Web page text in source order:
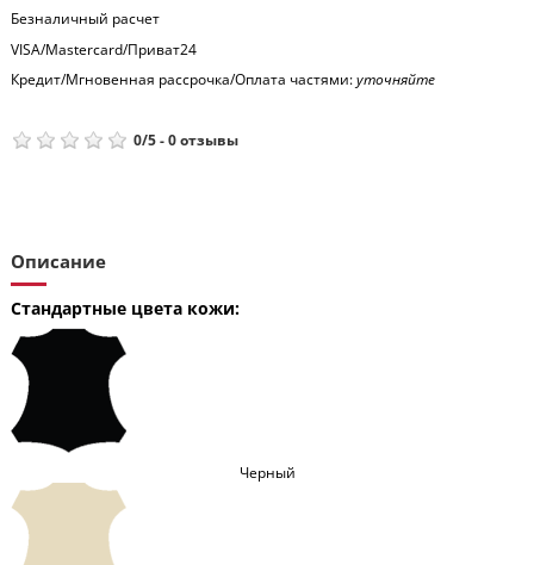
Безналичный расчет
VISA/Mastercard/Приват24
Кредит/Мгновенная рассрочка/Оплата частями:уточняйте
0/5-0отзывы
Описание
Стандартные цвета кожи:
Черный